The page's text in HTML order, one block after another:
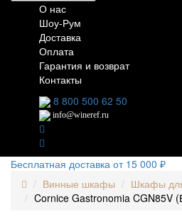
О нас
Шоу-Рум
Доставка
Оплата
Гарантия и возврат
Контакты
8 800 500 62 50
info@wineref.ru
Бесплатная доставка от 15 000 ₽
Винные шкафы
Шкафы
Cornice Gastronomia CGN85V